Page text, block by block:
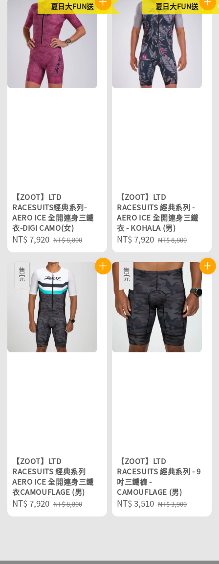
夏日大FUN送
【ZOOT】LTD
RACESUITS經典系列-
AERO ICE 全開連身三鐵
衣-DIGI CAMO(女)
Sale
price
NT$ 7,920 Regular
price
NT$ 8,800
夏日大FUN送
【ZOOT】LTD
RACESUITS 經典系列 -
AERO ICE 全開連身三鐵
衣 - KOHALA (男)
Sale
price
NT$ 7,920 Regular
price
NT$ 8,800
優惠
售完
【ZOOT】LTD
RACESUITS 經典系列
AERO ICE 全開連身三鐵
衣CAMOUFLAGE (男)
Sale
price
NT$ 7,920 Regular
price
NT$ 8,800
優惠
售完
【ZOOT】LTD
RACESUITS 經典系列 - 9
吋三鐵褲 -
CAMOUFLAGE (男)
Sale
price
NT$ 3,510 Regular
price
NT$ 3,900